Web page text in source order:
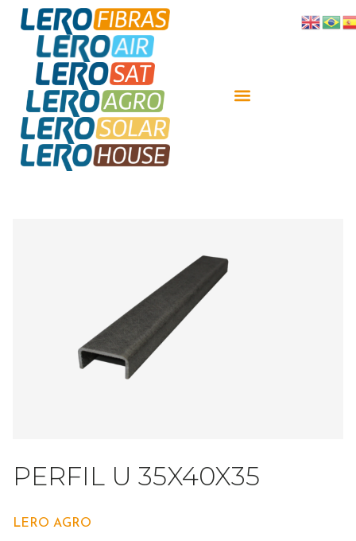
PERFIL U 35X40X35
LERO AGRO